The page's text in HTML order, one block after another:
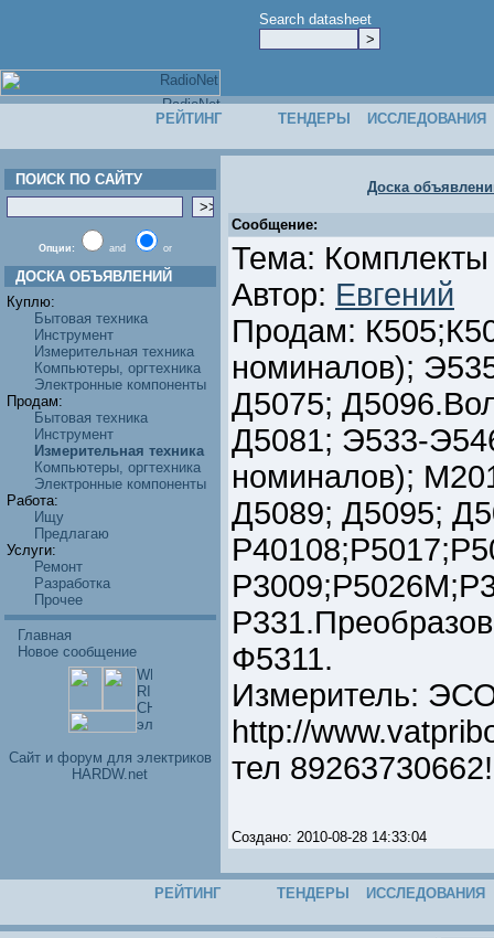
Search datasheet
РЕЙТИНГ ТЕНДЕРЫ ИССЛЕДОВАНИЯ
ПОИСК ПО САЙТУ
Опции: and or
ДОСКА ОБЪЯВЛЕНИЙ
Куплю:
Бытовая техника
Инструмент
Измерительная техника
Компьютеры, оргтехника
Электронные компоненты
Продам:
Бытовая техника
Инструмент
Измерительная техника
Компьютеры, оргтехника
Электронные компоненты
Работа:
Ищу
Предлагаю
Услуги:
Ремонт
Разработка
Прочее
Главная
Новое сообщение
Cайт и форум для электриков
HARDW.net
Доска
Сообщение:
Тема:
Автор: Евгений
Продам:
номиналов);
Д5075;
Д5081; Э533-
номиналов);
Д5089; Д5095;
Ф5311.
Измеритель:
http://
тел 89263730662!
Создано: 2010-08-28 14:33:04
РЕЙТИНГ ТЕНДЕРЫ ИССЛЕДОВАНИЯ